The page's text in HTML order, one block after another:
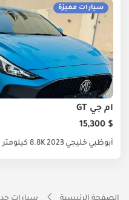
سيارات مميزة
أم جي GT
$ 15,300
أبوظبي خليجي 20238.8K كيلومتر